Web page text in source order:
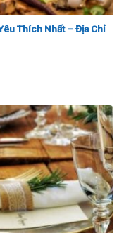
Thích Nhất – Địa Chỉ